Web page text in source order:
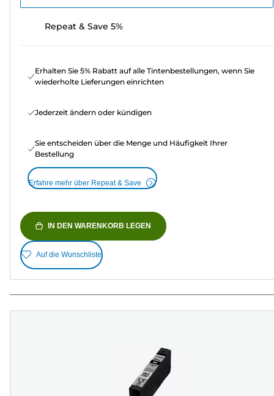
Repeat & Save 5%
Erhalten Sie 5% Rabatt auf alle Tintenbestellungen, wenn Sie
wiederholte Lieferungen einrichten
Jederzeit ändern oder kündigen
Sie entscheiden über die Menge und Häufigkeit Ihrer
Bestellung
Erfahre mehr über Repeat & Save
IN DEN WARENKORB LEGEN
Auf die Wunschliste